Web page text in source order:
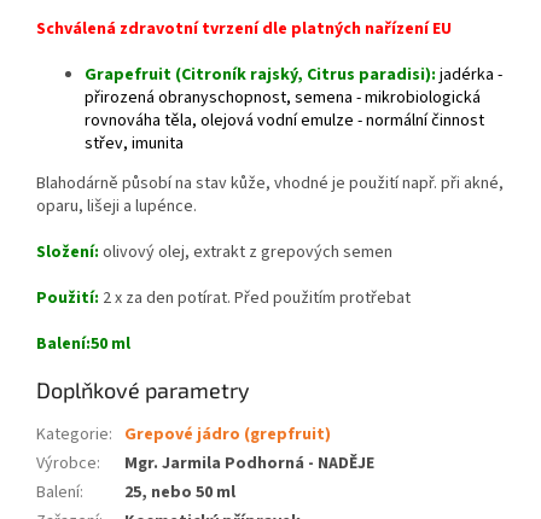
Schválená zdravotní tvrzení dle platných nařízení EU
Grapefruit (Citroník rajský, Citrus paradisi): jadérka -
přirozená obranyschopnost, semena - mikrobiologická
rovnováha těla, olejová vodní emulze - normální činnost
střev, imunita
Blahodárně působí na stav kůže, vhodné je použití např. při akné,
oparu, lišeji a lupénce.
Složení: olivový olej, extrakt z grepových semen
Použití: 2 x za den potírat. Před použitím protřebat
Balení:50 ml
Doplňkové parametry
Kategorie: Grepové jádro (grepfruit)
Výrobce:
Mgr. Jarmila Podhorná - NADĚJE
Balení:
25, nebo 50 ml